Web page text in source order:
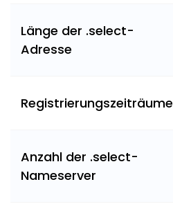
Länge der .select-
Adresse
Registrierungszeiträume
Anzahl der .select-
Nameserver